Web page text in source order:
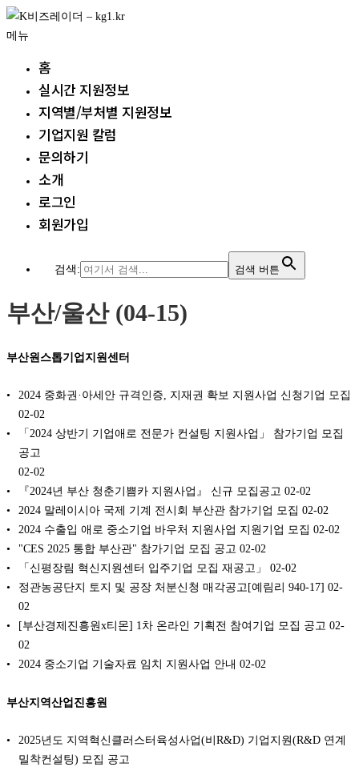
내
용
메뉴
홈
실시간 지원정보
지역별/부처별 지원정보
기업지원 칼럼
문의하기
소개
로그인
회원가입
검색: 검색 버튼
부산/울산 (04-15)
부산원스톱기업지원센터
2024 중화권·아세안 규격인증, 지재권 확보 지원사업 신청기업 모집
02-02
「2024 상반기 기업애로 전문가 컨설팅 지원사업」 참가기업 모집
공고
02-02
『2024년 부산 청춘기쁨카 지원사업』 신규 모집공고 02-02
2024 말레이시아 국제 기계 전시회 부산관 참가기업 모집 02-02
2024 수출입 애로 중소기업 바우처 지원사업 지원기업 모집 02-02
"CES 2025 통합 부산관" 참가기업 모집 공고 02-02
「신평장림 혁신지원센터 입주기업 모집 재공고」
02-02
정관농공단지 토지 및 공장 처분신청 매각공고[예림리 940-17] 02-
02
[부산경제진흥원x티몬] 1차 온라인 기획전 참여기업 모집 공고 02-
02
2024 중소기업 기술자료 임치 지원사업 안내 02-02
부산지역산업진흥원
2025년도 지역혁신클러스터육성사업(비R&D) 기업지원(R&D 연계
밀착컨설팅) 모집 공고